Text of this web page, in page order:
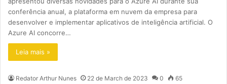
conferência anual, a plataforma em nuvem da empresa para
desenvolver e implementar aplicativos de inteligência artificial. O
Azure AI concorre…
Leia mais »
Redator Arthur Nunes 22 de March de 2023 0 65